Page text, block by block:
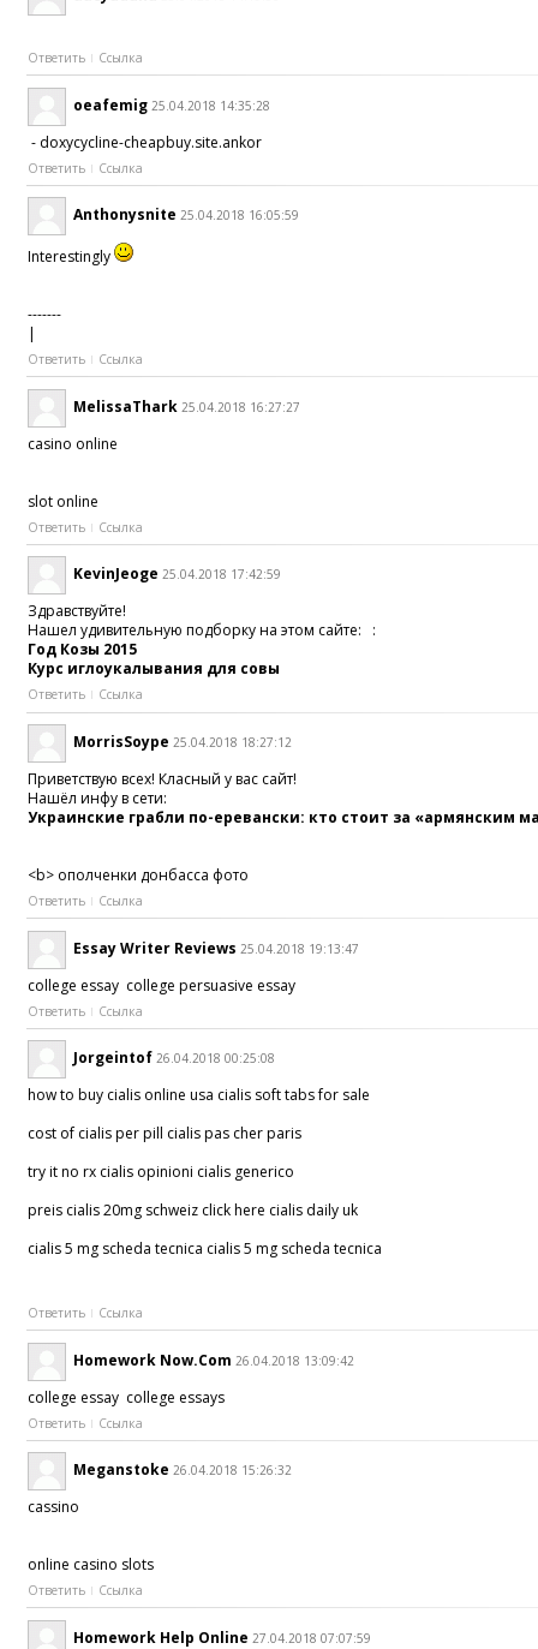
Ответить Ссылка
oeafemig 25.04.2018 14:35:28
- doxycycline-cheapbuy.site.ankor
Ответить Ссылка
Anthonysnite 25.04.2018 16:05:59
Interestingly
-------
|
Ответить Ссылка
MelissaThark 25.04.2018 16:27:27
casino online
slot online
Ответить Ссылка
KevinJeoge 25.04.2018 17:42:59
Здравствуйте!
Нашел удивительную подборку на этом сайте: :
Год Козы 2015
Курс иглоукалывания для совы
Ответить Ссылка
MorrisSoype 25.04.2018 18:27:12
Приветствую всех! Класный у вас сайт!
Нашёл инфу в сети:
Украинские грабли по-еревански: кто стоит за «армянским
<b> ополченки донбасса фото
Ответить Ссылка
Essay Writer Reviews 25.04.2018 19:13:47
college essay college persuasive essay
Ответить Ссылка
Jorgeintof 26.04.2018 00:25:08
how to buy cialis online usa cialis soft tabs for sale
cost of cialis per pill cialis pas cher paris
try it no rx cialis opinioni cialis generico
preis cialis 20mg schweiz click here cialis daily uk
cialis 5 mg scheda tecnica cialis 5 mg scheda tecnica
Ответить Ссылка
Homework Now.Com 26.04.2018 13:09:42
college essay college essays
Ответить Ссылка
Meganstoke 26.04.2018 15:26:32
cassino
online casino slots
Ответить Ссылка
Homework Help Online 27.04.2018 07:07:59